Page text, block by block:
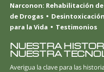
Narconon: Rehabilitación
de Drogas
para la Vida
Testimonios
NUESTRA
NUESTRA
Averigua la clave para las